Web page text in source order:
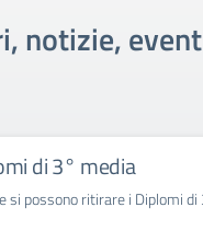
notizie,
di 3° media
si possono ritirare i Diplomi di